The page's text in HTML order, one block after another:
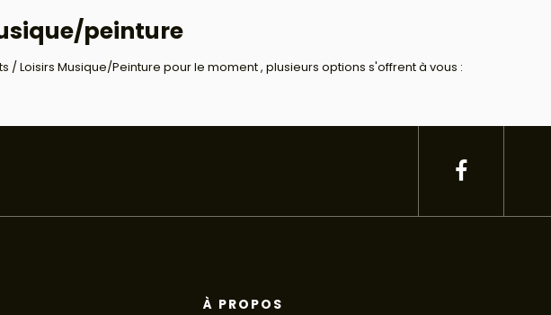
peinture
Loisirs Musique/Peinture pour le moment , plusieurs options s'offrent à vous :
À PROPOS